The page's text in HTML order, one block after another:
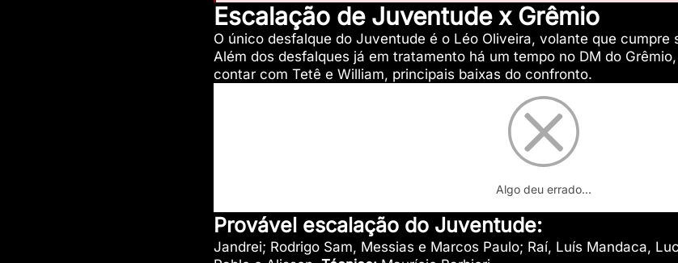
Escalação de Juventude x Grêmio
O único desfalque do Juventude é o Léo Oliveira, volante que cumpre
Além dos desfalques já em tratamento há um tempo no DM do
contar com Tetê e William, principais baixas do confronto.
Algo deu errado...
Provável escalação do Juventude:
Jandrei; Rodrigo Sam, Messias e Marcos Paulo; Raí, Luís Mandaca,